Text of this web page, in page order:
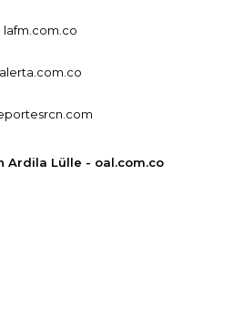
lafm.com.co
alerta.com.co
Ardila Lülle - oal.com.co